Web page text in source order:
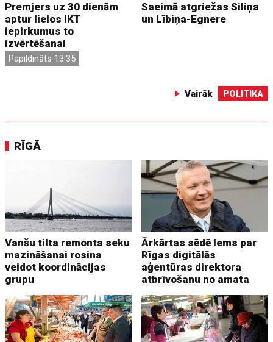
Premjers uz 30 dienām
aptur lielos IKT
iepirkumus to
izvērtēšanai
Papildināts 13:35
Saeimā atgriežas Siliņa
un Lībiņa-Egnere
Vairāk POLITIKA
RĪGĀ
Vanšu tilta remonta seku
mazināšanai rosina
veidot koordinācijas
grupu
Ārkārtas sēdē lems par
Rīgas digitālās
aģentūras direktora
atbrīvošanu no amata